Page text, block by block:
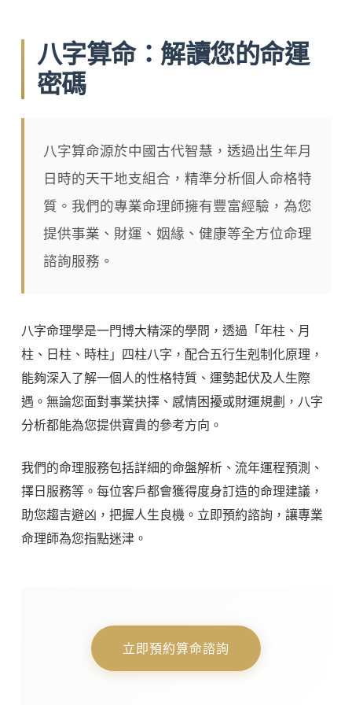
八字算命：解讀您的命運
密碼
八字算命源於中國古代智慧，透過出生年月
日時的天干地支組合，精準分析個人命格特
質。我們的專業命理師擁有豐富經驗，為您
提供事業、財運、姻緣、健康等全方位命理
諮詢服務。
八字命理學是一門博大精深的學問，透過「年柱、月
柱、日柱、時柱」四柱八字，配合五行生剋制化原理，
能夠深入了解一個人的性格特質、運勢起伏及人生際
遇。無論您面對事業抉擇、感情困擾或財運規劃，八字
分析都能為您提供寶貴的參考方向。
我們的命理服務包括詳細的命盤解析、流年運程預測、
擇日服務等。每位客戶都會獲得度身訂造的命理建議，
助您趨吉避凶，把握人生良機。立即預約諮詢，讓專業
命理師為您指點迷津。
立即預約算命諮詢